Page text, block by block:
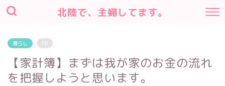
北陸で、主婦してます。
暮らし PR
【家計簿】まずは我が家のお金の流れ
を把握しようと思います。